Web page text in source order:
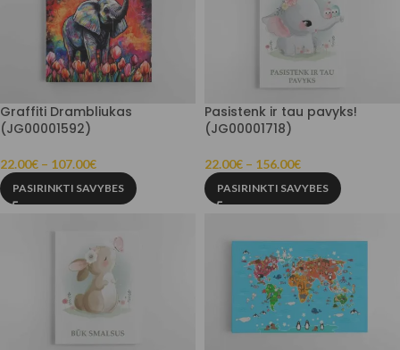
Graffiti Drambliukas
(JG00001592)
22.00€ – 107.00€
PASIRINKTI SAVYBES
Pasistenk ir tau pavyks!
(JG00001718)
22.00€ – 156.00€
PASIRINKTI SAVYBES